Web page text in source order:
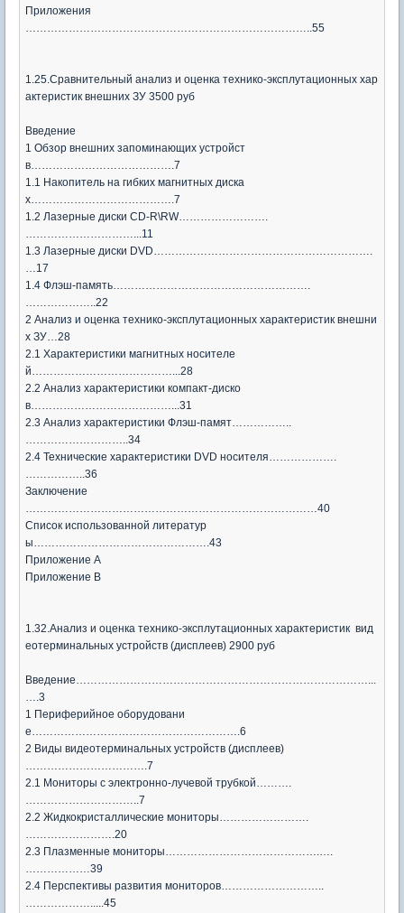
Приложения
……………………………………………………………………..55
1.25.Сравнительный анализ и оценка технико-эксплутационных хар
актеристик внешних ЗУ 3500 руб
Введение
1 Обзор внешних запоминающих устройст
в………………………………….7
1.1 Накопитель на гибких магнитных диска
х………………………………….7
1.2 Лазерные диски CD-R\RW…………………….
…………………………...11
1.3 Лазерные диски DVD…………………………………………………….
…17
1.4 Флэш-память……………………………………………….
………………..22
2 Анализ и оценка технико-эксплутационных характеристик внешни
х ЗУ…28
2.1 Характеристики магнитных носителе
й…………………………………...28
2.2 Анализ характеристики компакт-диско
в…………………………………...31
2.3 Анализ характеристики Флэш-памят……………..
………………………..34
2.4 Технические характеристики DVD носителя……………….
……………..36
Заключение
………………………………………………………………………40
Список использованной литератур
ы………………………………………….43
Приложение А
Приложение B
1.32.Анализ и оценка технико-эксплутационных характеристик вид
еотерминальных устройств (дисплеев) 2900 руб
Введение………………………………………………………………………...
….3
1 Периферийное оборудовани
е………………………………………………….6
2 Виды видеотерминальных устройств (дисплеев)
…………………………….7
2.1 Мониторы с электронно-лучевой трубкой……….
…………………………..7
2.2 Жидкокристаллические мониторы…………………….
…………………….20
2.3 Плазменные мониторы…………………………………….….
………………39
2.4 Перспективы развития мониторов………………………..
……………….....45